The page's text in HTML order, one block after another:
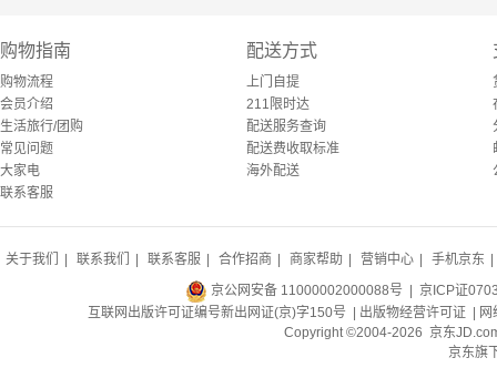
购物指南
购物流程
会员介绍
生活旅行/团购
常见问题
大家电
联系客服
配送方式
上门自提
211限时达
配送服务查询
配送费收取标准
海外配送
关于我们 | 联系我们 | 联系客服 | 合作招商 | 商家帮助 | 营销中心 | 手机京东 |
京公网安备 11000002000088号 | 京ICP证
互联网出版许可证编号新出网证(京)字150号 | 出版物经营许可证 |
Copyright ©2004-2026 京东
京东旗